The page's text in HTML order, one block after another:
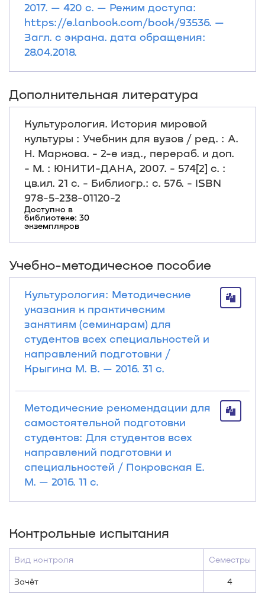
2017. — 420 с. — Режим доступа:
https://e.lanbook.com/book/93536. —
Загл. с экрана. дата обращения:
28.04.2018.
Дополнительная литература
Культурология. История мировой
культуры : Учебник для вузов / ред. : А.
Н. Маркова. - 2-е изд., перераб. и доп.
- М. : ЮНИТИ-ДАНА, 2007. - 574[2] с. :
цв.ил. 21 c. - Библиогр.: с. 576. - ISBN
978-5-238-01120-2
Доступно в
библиотеке: 30
экземпляров
Учебно-методическое пособие
Культурология: Методические
указания к практическим
занятиям (семинарам) для
студентов всех специальностей и
направлений подготовки /
Крыгина М. В. — 2016. 31 с.
Методические рекомендации для
самостоятельной подготовки
студентов: Для студентов всех
направлений подготовки и
специальностей / Покровская Е.
М. — 2016. 11 с.
Контрольные испытания
Вид контроля Семестры
Зачёт 4